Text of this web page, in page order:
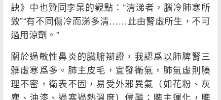
訣》中也贊同李杲的觀點：“清涕者，腦冷肺寒所
致”“有不同傷冷而涕多清……此由腎虛所生，不可
過用涼劑。”
關於過敏性鼻炎的臟腑辯證，我認爲以肺脾腎三
髒虛寒爲多。肺主皮毛，宣發衛氣，肺氣虛則腠
理不密，衛表不固，易受外邪異氣（如花粉、灰
塵、油漆、過寒過熱溫度）侵襲；脾主運化，脾